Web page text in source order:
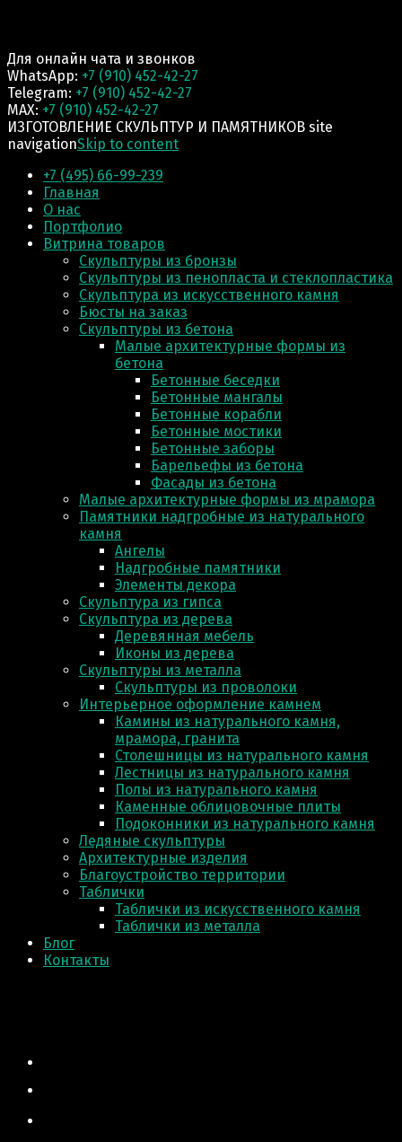
Для онлайн чата и звонков
WhatsApp: +7 (910) 452-42-27
Telegram: +7 (910) 452-42-27
MAX: +7 (910) 452-42-27
ИЗГОТОВЛЕНИЕ СКУЛЬПТУР И ПАМЯТНИКОВ site
navigationSkip to content
+7 (495) 66-99-239
Главная
О нас
Портфолио
Витрина товаров
Скульптуры из бронзы
Скульптуры из пенопласта и стеклопластика
Скульптура из искусственного камня
Бюсты на заказ
Скульптуры из бетона
Малые архитектурные формы из
бетона
Бетонные беседки
Бетонные мангалы
Бетонные корабли
Бетонные мостики
Бетонные заборы
Барельефы из бетона
Фасады из бетона
Малые архитектурные формы из мрамора
Памятники надгробные из натурального
камня
Ангелы
Надгробные памятники
Элементы декора
Скульптура из гипса
Скульптура из деревa
Деревянная мебель
Иконы из дерева
Скульптуры из металла
Скульптуры из проволоки
Интерьерное оформление камнем
Камины из натурального камня,
мрамора, гранита
Столешницы из натурального камня
Лестницы из натурального камня
Полы из натурального камня
Каменные облицовочные плиты
Подоконники из натурального камня
Ледяные скульптуры
Архитектурные изделия
Благоустройство территории
Таблички
Таблички из искусственного камня
Таблички из металла
Блог
Контакты